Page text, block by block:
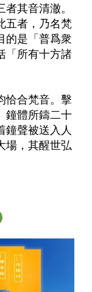
其音清澈。
五者，乃名梵
的是「普爲衆
「所有十方諸
恰合梵音。擊
鐘體所鑄二十
鐘聲被送入人
場，其醒世弘